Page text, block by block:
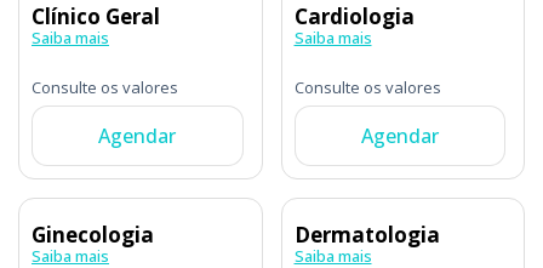
Clínico Geral
Saiba mais
Consulte os valores
Agendar
Cardiologia
Saiba mais
Consulte os valores
Agendar
Ginecologia
Saiba mais
Dermatologia
Saiba mais